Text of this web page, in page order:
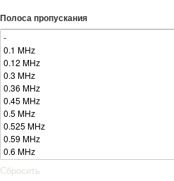
Полоса пропускания
Сбросить